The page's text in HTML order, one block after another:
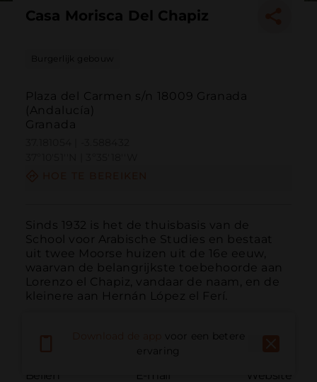
Casa Morisca Del Chapiz
Burgerlijk gebouw
Plaza del Carmen s/n 18009 Granada
(Andalucía)
Granada
Sinds 1932 is het de thuisbasis van de
School voor Arabische Studies en bestaat
uit twee Moorse huizen uit de 16e eeuw,
waarvan de belangrijkste toebehoorde aan
Lorenzo el Chapiz, vandaar de naam, en de
kleinere aan Hernán López el Ferí.
Bellen E-mail Website
voor een betere
ervaring